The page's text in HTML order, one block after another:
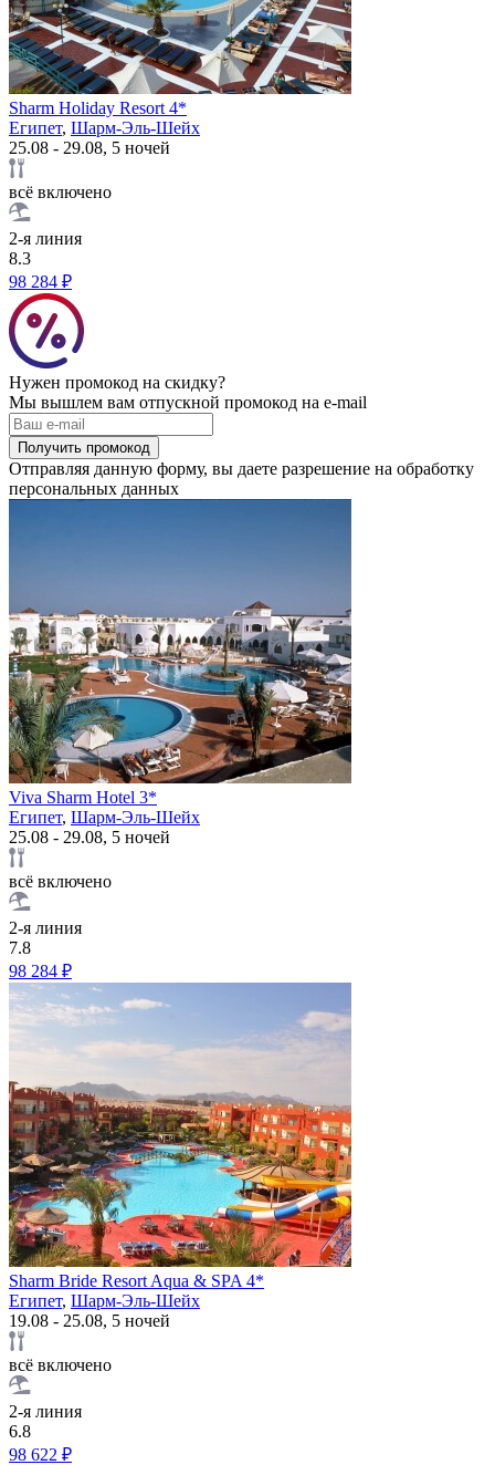
Sharm Holiday Resort 4*
Египет, Шарм-Эль-Шейх
25.08 - 29.08, 5 ночей
всё включено
2-я линия
8.3
98 284 ₽
Нужен промокод на скидку?
Мы вышлем вам отпускной промокод на e-mail
Получить промокод
Отправляя данную форму, вы даете разрешение на обработку
персональных данных
Viva Sharm Hotel 3*
Египет, Шарм-Эль-Шейх
25.08 - 29.08, 5 ночей
всё включено
2-я линия
7.8
98 284 ₽
Sharm Bride Resort Aqua & SPA 4*
Египет, Шарм-Эль-Шейх
19.08 - 25.08, 5 ночей
всё включено
2-я линия
6.8
98 622 ₽